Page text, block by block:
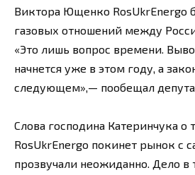
Виктора Ющенко RosUkrEnergo
газовых отношений между
«Это лишь вопрос времени.
начнется уже в этом году, а
следующем»,— пообещал
Слова господина Катеринчука о
RosUkrEnergo покинет рынок с
прозвучали неожиданно. Дело в